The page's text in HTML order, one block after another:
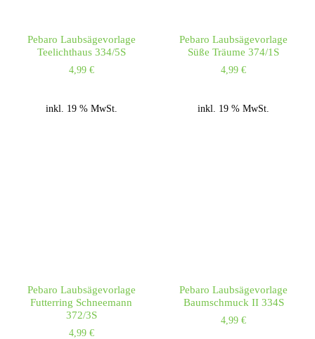
Pebaro Laubsägevorlage
Teelichthaus 334/5S
4,99 €
inkl. 19 % MwSt.
Pebaro Laubsägevorlage
Süße Träume 374/1S
4,99€
inkl. 19 % MwSt.
Pebaro Laubsägevorlage
Futterring Schneemann
372/3S
4,99 €
Pebaro Laubsägevorlage
Baumschmuck II 334S
4,99€